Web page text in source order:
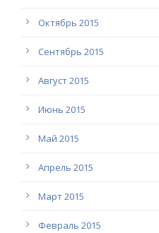
Октябрь 2015
Сентябрь 2015
Август 2015
Июнь 2015
Май 2015
Апрель 2015
Март 2015
Февраль 2015